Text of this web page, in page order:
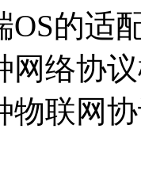
OS的适
网络协
物联网